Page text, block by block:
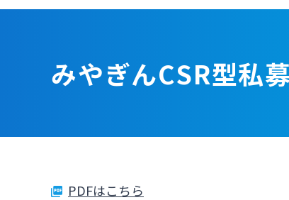
みやぎんCSR型私
PDFはこちら